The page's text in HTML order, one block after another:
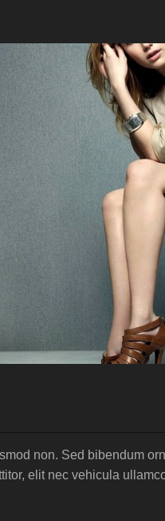
non. Sed bibendum
elit nec vehicula